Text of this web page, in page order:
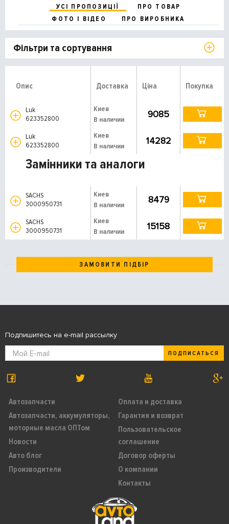
УСІ ПРОПОЗИЦІЇ
ПРО ТОВАР
ФОТО І ВІДЕО
ПРО ВИРОБНИКА
Фільтри та сортування
Опис Доставка Ціна Покупка
Luk
623352800
Киев
В наличии
9085
Luk
623352800
Киев
В наличии
14282
Замінники та аналоги
SACHS
3000950731
Киев
В наличии
8479
SACHS
3000950731
Киев
В наличии
15158
ЗАМОВИТИ ПІДБІР
Автозапчасти
Автозапчасти, аккумуляторы,
моторные масла ОПТом
Новости
Авто блог
Производители
Оплата и доставка
Гарантия и возврат
Пользовательское
соглашение
Договор оферты
О компании
Контакты
Подпишитесь на e-mail рассылку
ПОДПИСАТЬСЯ